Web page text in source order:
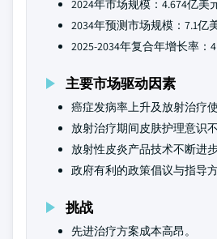
2024年市场规模：4.674亿美
2034年预测市场规模：7.1亿
2025-2034年复合年增长率：
主要市场驱动因素
癌症发病率上升及放射治疗使
放射治疗期间皮肤护理意识不
放射性皮炎产品技术不断进步
政府有利的政策倡议与指导方
挑战
先进治疗方案成本高昂。